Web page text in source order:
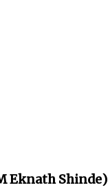
Eknath Shinde)